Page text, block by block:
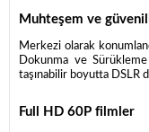
Muhteşem ve
Merkezi olarak
Dokunma ve
taşınabilir boyutta DSLR
Full HD 60P filmler